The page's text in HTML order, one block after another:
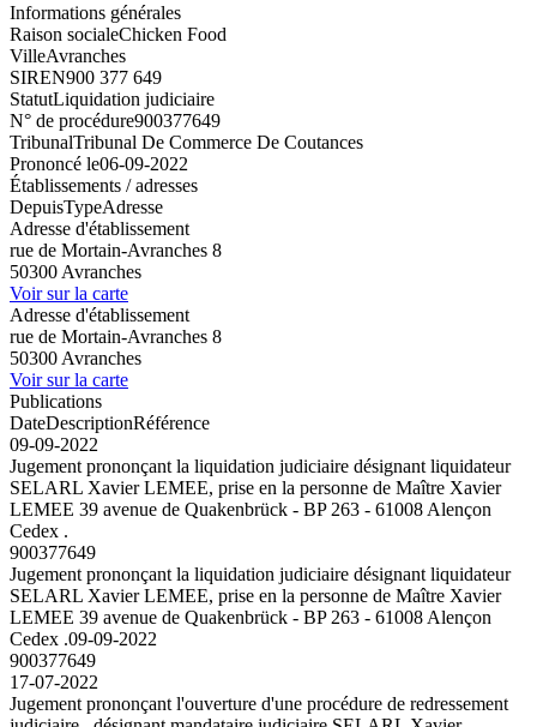
Informations générales
Raison socialeChicken Food
VilleAvranches
SIREN900 377 649
StatutLiquidation judiciaire
N° de procédure900377649
TribunalTribunal De Commerce De Coutances
Prononcé le06-09-2022
Établissements / adresses
DepuisTypeAdresse
Adresse d'établissement
rue de Mortain-Avranches 8
50300 Avranches
Voir sur la carte
Adresse d'établissement
rue de Mortain-Avranches 8
50300 Avranches
Voir sur la carte
Publications
DateDescriptionRéférence
09-09-2022
Jugement prononçant la liquidation judiciaire désignant liquidateur
SELARL Xavier LEMEE, prise en la personne de Maître Xavier
LEMEE 39 avenue de Quakenbrück - BP 263 - 61008 Alençon
Cedex .
900377649
Jugement prononçant la liquidation judiciaire désignant liquidateur
SELARL Xavier LEMEE, prise en la personne de Maître Xavier
LEMEE 39 avenue de Quakenbrück - BP 263 - 61008 Alençon
Cedex .09-09-2022
900377649
17-07-2022
Jugement prononçant l'ouverture d'une procédure de redressement